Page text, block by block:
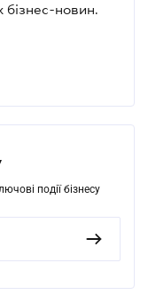
бізнес-новин.
події бізнесу